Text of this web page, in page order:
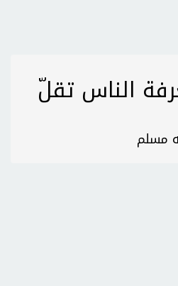
الناس تقلّ
مسلم